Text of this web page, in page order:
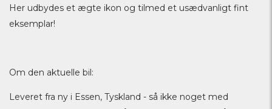
Her udbydes et ægte ikon og tilmed et usædvanligt fint
eksemplar!
Om den aktuelle bil:
Leveret fra ny i Essen, Tyskland - så ikke noget med